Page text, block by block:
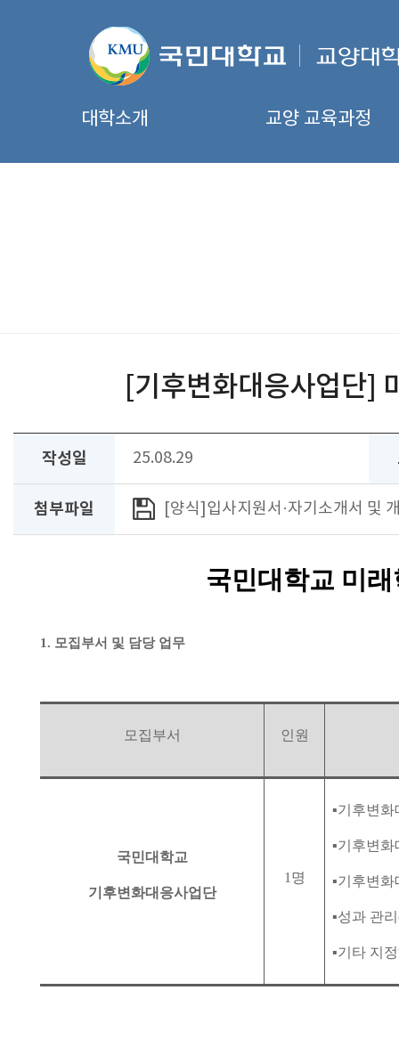
대학소개 교양 교육과정
[기후변화대응사업단]
작성일 25.08.29
첨부파일 [양식]입사지원서·자기소개서 및
국민대학교 미
1. 모집부서 및 담당 업무
모집부서 인원
국민대학교
기후변화대응사업단
1 명
▪기후변화
▪기후변화
▪기후변화
▪성과 관리
▪기타 지